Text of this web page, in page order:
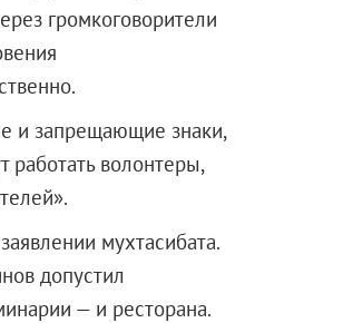
громкоговорители
и запрещающие знаки,
работать волонтеры,
мухтасибата.
допустил
— и ресторана.